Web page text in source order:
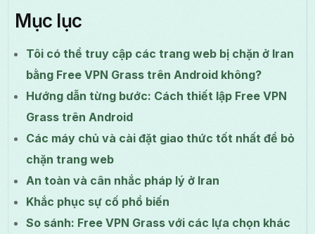
Mục lục
Tôi có thể truy cập các trang web bị chặn ở Iran
bằng Free VPN Grass trên Android không?
Hướng dẫn từng bước: Cách thiết lập Free VPN
Grass trên Android
Các máy chủ và cài đặt giao thức tốt nhất để bỏ
chặn trang web
An toàn và cân nhắc pháp lý ở Iran
Khắc phục sự cố phổ biến
So sánh: Free VPN Grass với các lựa chọn khác